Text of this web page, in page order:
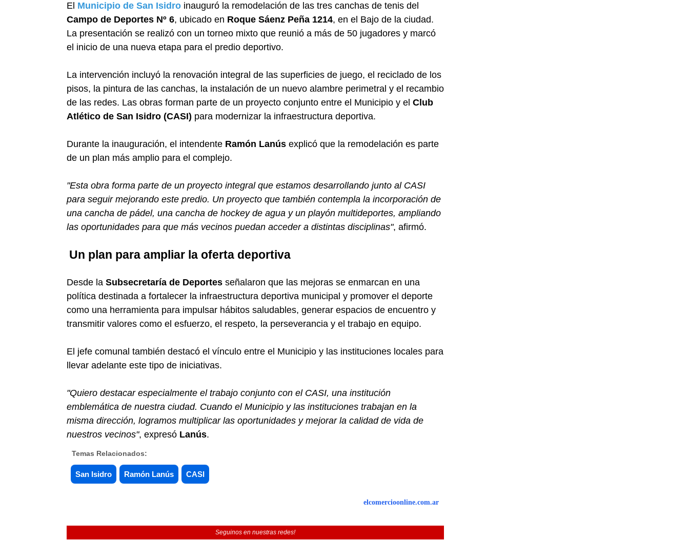
El Municipio de San Isidro inauguró la remodelación de las tres canchas de tenis del
Campo de Deportes Nº 6, ubicado en Roque Sáenz Peña 1214, en el Bajo de la ciudad.
La presentación se realizó con un torneo mixto que reunió a más de 50 jugadores y marcó
el inicio de una nueva etapa para el predio deportivo.
La intervención incluyó la renovación integral de las superficies de juego, el reciclado de los
pisos, la pintura de las canchas, la instalación de un nuevo alambre perimetral y el recambio
de las redes. Las obras forman parte de un proyecto conjunto entre el Municipio y el Club
Atlético de San Isidro (CASI) para modernizar la infraestructura deportiva.
Durante la inauguración, el intendente Ramón Lanús explicó que la remodelación es parte
de un plan más amplio para el complejo.
"Esta obra forma parte de un proyecto integral que estamos desarrollando junto al CASI
para seguir mejorando este predio. Un proyecto que también contempla la incorporación de
una cancha de pádel, una cancha de hockey de agua y un playón multideportes, ampliando
las oportunidades para que más vecinos puedan acceder a distintas disciplinas", afirmó.
Un plan para ampliar la oferta deportiva
Desde la Subsecretaría de Deportes señalaron que las mejoras se enmarcan en una
política destinada a fortalecer la infraestructura deportiva municipal y promover el deporte
como una herramienta para impulsar hábitos saludables, generar espacios de encuentro y
transmitir valores como el esfuerzo, el respeto, la perseverancia y el trabajo en equipo.
El jefe comunal también destacó el vínculo entre el Municipio y las instituciones locales para
llevar adelante este tipo de iniciativas.
"Quiero destacar especialmente el trabajo conjunto con el CASI, una institución
emblemática de nuestra ciudad. Cuando el Municipio y las instituciones trabajan en la
misma dirección, logramos multiplicar las oportunidades y mejorar la calidad de vida de
nuestros vecinos", expresó Lanús.
Temas Relacionados:
San Isidro Ramón Lanús CASI
elcomercioonline.com.ar
Seguinos en nuestras redes!